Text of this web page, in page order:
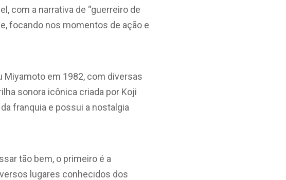
com a narrativa de “guerreiro de
focando nos momentos de ação e
Miyamoto em 1982, com diversas
sonora icônica criada por Koji
franquia e possui a nostalgia
tão bem, o primeiro é a
lugares conhecidos dos